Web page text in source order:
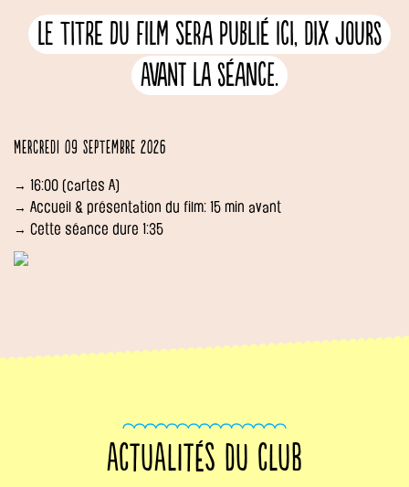
Le titre du film sera publié ici, dix jours
avant la séance.
Mercredi 09 septembre 2026
→ 16:00 (cartes A)
→ Accueil & présentation du film: 15 min avant
→ Cette séance dure 1:35
ACTUALITÉS DU CLUB